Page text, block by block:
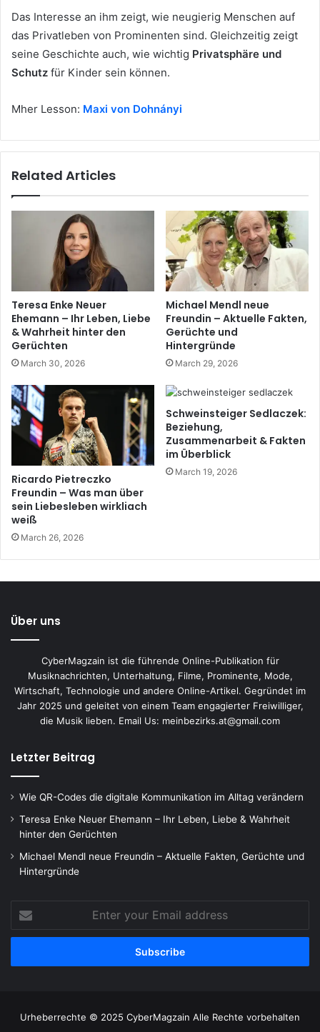
Das Interesse an ihm zeigt, wie neugierig Menschen auf
das Privatleben von Prominenten sind. Gleichzeitig zeigt
seine Geschichte auch, wie wichtig Privatsphäre und
Schutz für Kinder sein können.
Mher Lesson: Maxi von Dohnányi
Related Articles
Teresa Enke Neuer
Ehemann – Ihr Leben, Liebe
& Wahrheit hinter den
Gerüchten
March 30, 2026
Michael Mendl neue
Freundin – Aktuelle Fakten,
Gerüchte und
Hintergründe
March 29, 2026
Ricardo Pietreczko
Freundin – Was man über
sein Liebesleben wirkliach
weiß
March 26, 2026
Schweinsteiger Sedlaczek:
Beziehung,
Zusammenarbeit & Fakten
im Überblick
March 19, 2026
Über uns
CyberMagzain ist die führende Online-Publikation für
Musiknachrichten, Unterhaltung, Filme, Prominente, Mode,
Wirtschaft, Technologie und andere Online-Artikel. Gegründet im
Jahr 2025 und geleitet von einem Team engagierter Freiwilliger,
die Musik lieben. Email Us: meinbezirks.at@gmail.com
Letzter Beitrag
Wie QR-Codes die digitale Kommunikation im Alltag verändern
Teresa Enke Neuer Ehemann – Ihr Leben, Liebe & Wahrheit
hinter den Gerüchten
Michael Mendl neue Freundin – Aktuelle Fakten, Gerüchte und
Hintergründe
your
Email
Urheberrechte © 2025 CyberMagzain Alle Rechte vorbehalten